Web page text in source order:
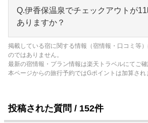
などがおすすめです。
などがおすすめです。
伊香保温泉 旅館 さくらい
伊香保温泉 とどろき
などがおすすめです。
Q.伊香保温泉でチェックアウトが
ありますか？
伊香保温泉 香雲館
奥伊香保 旅邸 諧暢楼（かい
伊香保温泉 Ｄｏｇｇｙスイー
掲載している宿に関する情報（宿情報・口コミ等
のではありません。
最新の宿情報・プラン情報は楽天トラベルにてご確
本ページからの旅行予約ではGポイントは加算され
投稿された質問 / 152件